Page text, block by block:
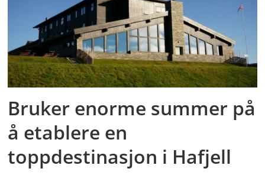
Bruker enorme summer på
å etablere en
toppdestinasjon i Hafjell